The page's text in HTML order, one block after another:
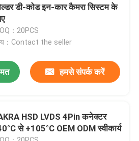
डी-कोड इन-कार कैमरा सिस्टम के
：20PCS
：Contact the seller
हमसे संपर्क करें
HSD LVDS 4Pin कनेक्टर
से +105°C OEM ODM स्वीकार्य